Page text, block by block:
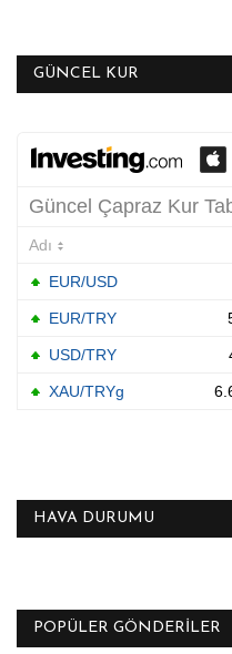
VİDEO
Dil
GÜNCEL KUR
HAVA DURUMU
POPÜLER GÖNDERILER